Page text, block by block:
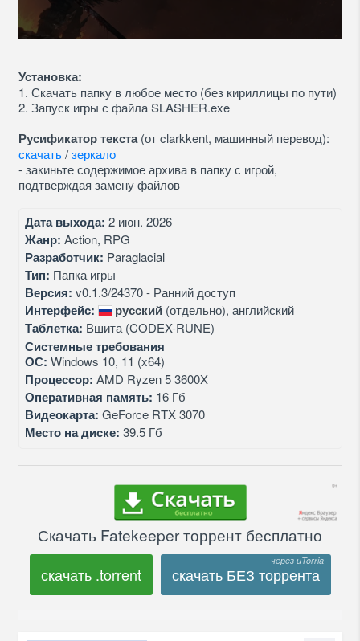
Установка:
1. Скачать папку в любое место (без кириллицы по пути)
2. Запуск игры с файла SLASHER.exe
Русификатор текста(от clarkkent, машинный перевод):
скачать/зеркало
- закиньте содержимое архива в папку с игрой,
подтверждая замену файлов
Дата выхода: 2 июн. 2026
Жанр: Action, RPG
Разработчик: Paraglacial
Тип: Папка игры
Версия: v0.1.3/24370 - Ранний доступ
Интерфейс: русский(отдельно), английский
Таблетка: Вшита (CODEX-RUNE)
Системные требования
ОС: Windows 10, 11 (x64)
Процессор: AMD Ryzen 5 3600X
Оперативная память: 16 Гб
Видеокарта: GeForce RTX 3070
Место на диске: 39.5 Гб
Скачать Fatekeeper торрент бесплатно
скачать .torrent скачать БЕЗ торрента